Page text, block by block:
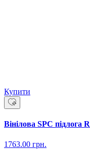
Купити
Вінілова SPC підлога
1763.00 грн.